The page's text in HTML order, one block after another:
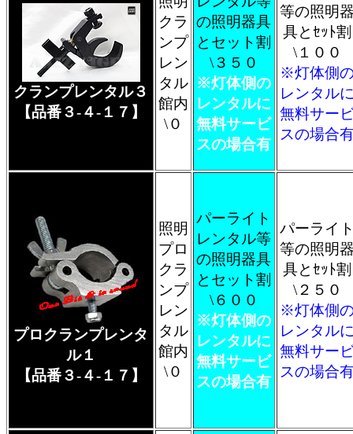
クランプレンタル３
【品番３-４-１７】
クラ
ンプ
レン
タル
館内
\０
の照明器具
とセット割
\３５０
※灯体側の
レンタルに
無料サービ
スの場合有
等の照明
具とｾｯﾄ割
\１００
※灯体側
レンタル
無料サー
スの場合
プロクランプレンタ
ル１
【品番３-４-１７】
照明
プロ
クラ
ンプ
レン
タル
館内
\０
パーライト
レンタル等
の照明器具
とセット割
\６００
※灯体側の
レンタルに
無料サービ
スの場合有
パーライ
等の照明
具とｾｯﾄ割
\２５０
※灯体側
レンタル
無料サー
スの場合